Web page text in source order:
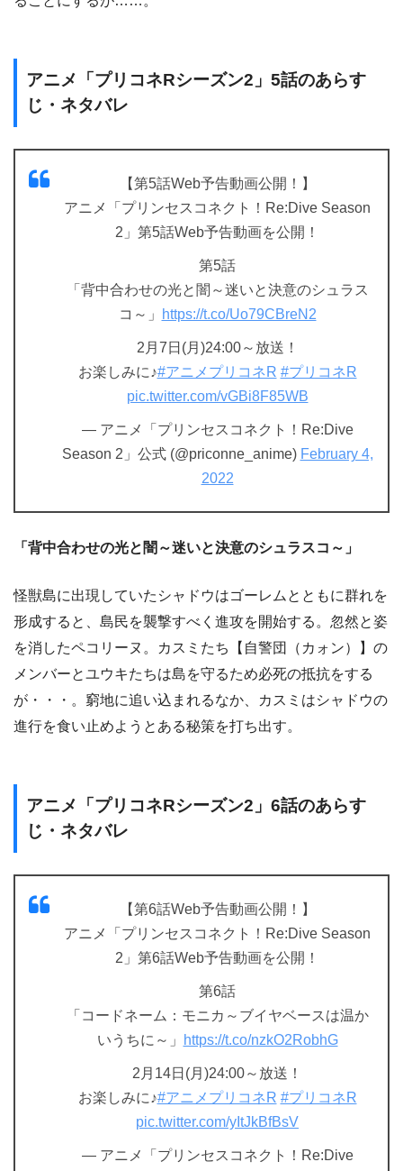
アニメ「プリコネRシーズン2」5話のあらす
じ・ネタバレ
【第5話Web予告動画公開！】
アニメ「プリンセスコネクト！Re:Dive Season
2」第5話Web予告動画を公開！
第5話
「背中合わせの光と闇～迷いと決意のシュラス
コ～」
https://t.co/Uo79CBreN2
2月7日(月)24:00～放送！
お楽しみに♪#アニメプリコネR #プリコネR
pic.twitter.com/vGBi8F85WB
— アニメ「プリンセスコネクト！Re:Dive
Season 2」公式 (@priconne_anime) February 4,
2022
「背中合わせの光と闇～迷いと決意のシュラスコ～」
怪獣島に出現していたシャドウはゴーレムとともに群れを
形成すると、島民を襲撃すべく進攻を開始する。忽然と姿
を消したペコリーヌ。カスミたち【自警団（カォン）】の
メンバーとユウキたちは島を守るため必死の抵抗をする
が・・・。窮地に追い込まれるなか、カスミはシャドウの
進行を食い止めようとある秘策を打ち出す。
アニメ「プリコネRシーズン2」6話のあらす
じ・ネタバレ
【第6話Web予告動画公開！】
アニメ「プリンセスコネクト！Re:Dive Season
2」第6話Web予告動画を公開！
第6話
「コードネーム：モニカ～ブイヤベースは温か
いうちに～」
https://t.co/nzkO2RobhG
2月14日(月)24:00～放送！
お楽しみに♪#アニメプリコネR #プリコネR
pic.twitter.com/yItJkBfBsV
— アニメ「プリンセスコネクト！Re:Dive